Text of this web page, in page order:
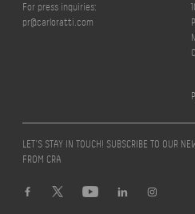
For press inquiries:
pr@carloratti.com
LET’S STAY IN TOUCH! SUBSCRIBE TO OUR
FROM CRA